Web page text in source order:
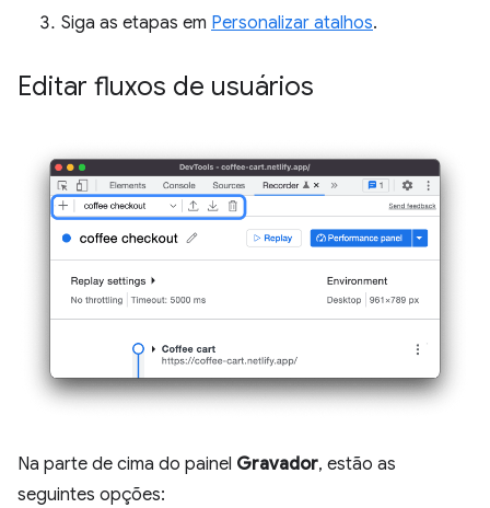
Siga as etapas em Personalizar atalhos.
Editar fluxos de usuários
Na parte de cima do painel Gravador, estão as
seguintes opções: